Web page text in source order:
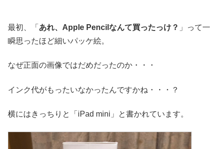
最初、「 あれ、Apple Pencilなんて買ったっけ？ 」って一
瞬思ったほど細いパッケ絵。
なぜ正面の画像ではだめだったのか・・・
インク代がもったいなかったんですかね・・・？
横にはきっちりと「iPad mini」と書かれています。